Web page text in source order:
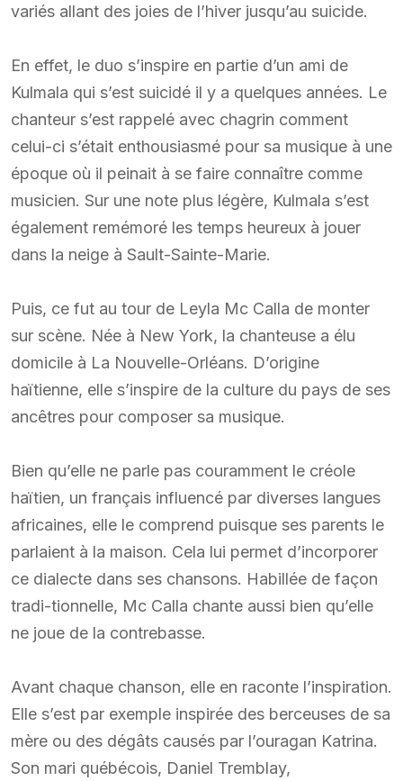
variés allant des joies de l’hiver jusqu’au suicide.
En effet, le duo s’inspire en partie d’un ami de
Kulmala qui s’est suicidé il y a quelques années. Le
chanteur s’est rappelé avec chagrin comment
celui-ci s’était enthousiasmé pour sa musique à une
époque où il peinait à se faire connaître comme
musicien. Sur une note plus légère, Kulmala s’est
également remémoré les temps heureux à jouer
dans la neige à Sault-Sainte-Marie.
Puis, ce fut au tour de Leyla Mc Calla de monter
sur scène. Née à New York, la chanteuse a élu
domicile à La Nouvelle-Orléans. D’origine
haïtienne, elle s’inspire de la culture du pays de ses
ancêtres pour composer sa musique.
Bien qu’elle ne parle pas couramment le créole
haïtien, un français influencé par diverses langues
africaines, elle le comprend puisque ses parents le
parlaient à la maison. Cela lui permet d’incorporer
ce dialecte dans ses chansons. Habillée de façon
tradi-tionnelle, Mc Calla chante aussi bien qu’elle
ne joue de la contrebasse.
Avant chaque chanson, elle en raconte l’inspiration.
Elle s’est par exemple inspirée des berceuses de sa
mère ou des dégâts causés par l’ouragan Katrina.
Son mari québécois, Daniel Tremblay,